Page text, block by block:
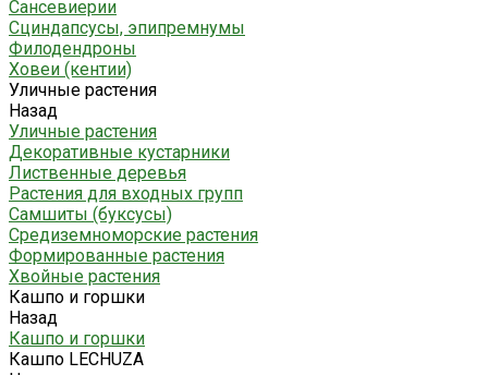
Сансевиерии
Сциндапсусы, эпипремнумы
Филодендроны
Ховеи (кентии)
Уличные растения
Назад
Уличные растения
Декоративные кустарники
Лиственные деревья
Растения для входных групп
Самшиты (буксусы)
Средиземноморские растения
Формированные растения
Хвойные растения
Кашпо и горшки
Назад
Кашпо и горшки
Кашпо LECHUZA